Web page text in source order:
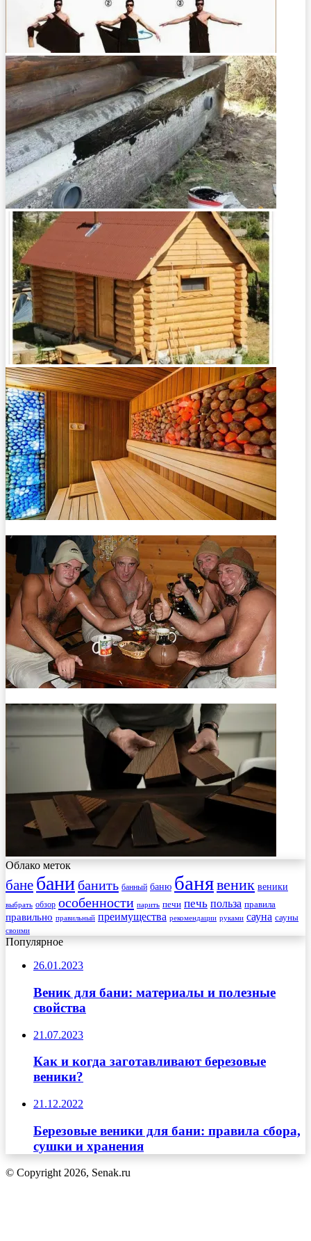
Облако меток
бане бани банить банный баню банявеник веники
выбрать обзор особенности парить печи печь польза правила
правильно правильный преимущества рекомендации руками сауна сауны
своими
Популярное
26.01.2023
Веник для бани: материалы и полезные
свойства
21.07.2023
Как и когда заготавливают березовые
веники?
21.12.2022
Березовые веники для бани: правила сбора,
сушки и хранения
© Copyright 2026, Senak.ru